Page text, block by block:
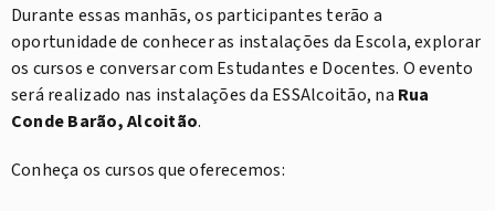
Durante essas manhãs, os participantes terão a
oportunidade de conhecer as instalações da Escola, explorar
os cursos e conversar com Estudantes e Docentes. O evento
será realizado nas instalações da ESSAlcoitão, na Rua
Conde Barão, Alcoitão.
Conheça os cursos que oferecemos: